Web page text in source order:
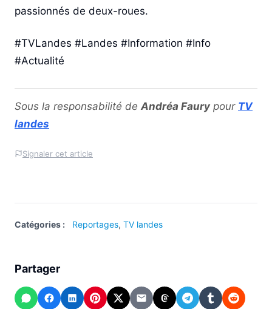
passionnés de deux-roues.
#TVLandes #Landes #Information #Info
#Actualité
Sous la responsabilité de Andréa Faury pour TV
landes
Signaler cet article
Catégories : Reportages, TV landes
Partager
WhatsApp
Facebook
LinkedInPinterest
X
EmailThreadsTelegram
TumblrReddit